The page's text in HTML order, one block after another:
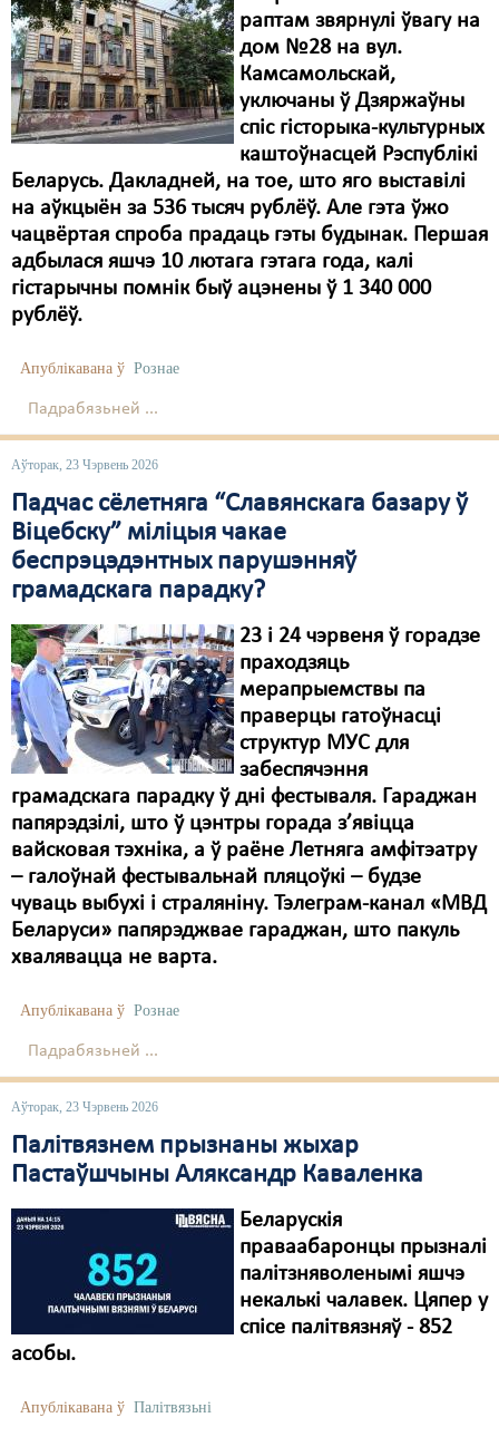
раптам звярнулі ўвагу на
дом №28 на вул.
Камсамольскай,
уключаны ў Дзяржаўны
спіс гісторыка-культурных
каштоўнасцей Рэспублікі
Беларусь. Дакладней, на тое, што яго выставілі
на аўкцыён за 536 тысяч рублёў. Але гэта ўжо
чацвёртая спроба прадаць гэты будынак. Першая
адбылася яшчэ 10 лютага гэтага года, калі
гістарычны помнік быў ацэнены ў 1 340 000
рублёў.
Апублікавана ў Рознае
Падрабязьней ...
Аўторак, 23 Чэрвень 2026
Падчас сёлетняга “Славянскага базару ў
Віцебску” міліцыя чакае
беспрэцэдэнтных парушэнняў
грамадскага парадку?
23 і 24 чэрвеня ў горадзе
праходзяць
мерапрыемствы па
праверцы гатоўнасці
структур МУС для
забеспячэння
грамадскага парадку ў дні фестываля. Гараджан
папярэдзілі, што ў цэнтры горада з’явіцца
вайсковая тэхніка, а ў раёне Летняга амфітэатру
– галоўнай фестывальнай пляцоўкі – будзе
чуваць выбухі і страляніну. Тэлеграм-канал «МВД
Беларуси» папярэджвае гараджан, што пакуль
хвалявацца не варта.
Апублікавана ў Рознае
Падрабязьней ...
Аўторак, 23 Чэрвень 2026
Палітвязнем прызнаны жыхар
Пастаўшчыны Аляксандр Каваленка
Беларускія
праваабаронцы прызналі
палітзняволенымі яшчэ
некалькі чалавек. Цяпер у
спісе палітвязняў - 852
асобы.
Апублікавана ў Палітвязьні